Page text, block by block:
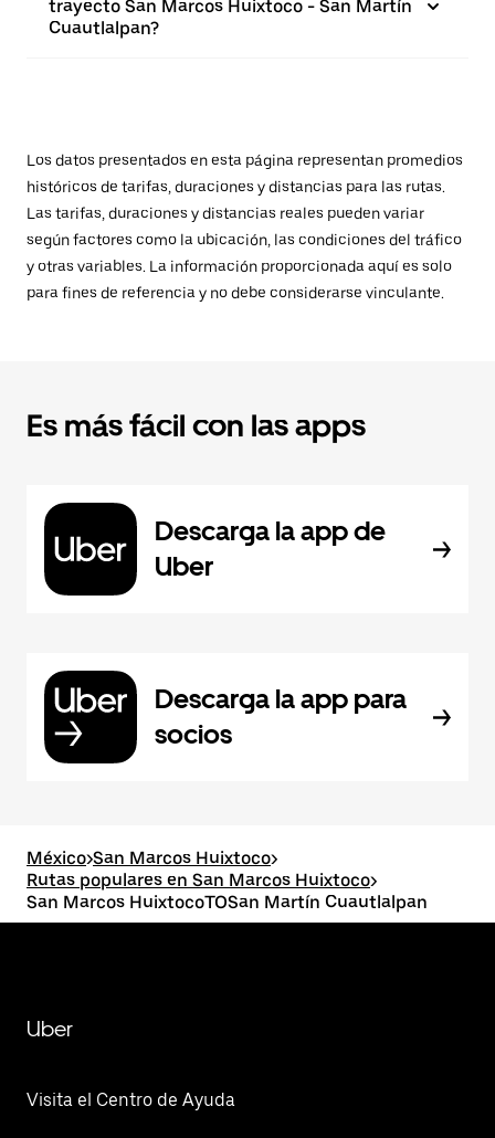
trayecto San Marcos Huixtoco - San Martín
Cuautlalpan?
Los datos presentados en esta página representan promedios
históricos de tarifas, duraciones y distancias para las rutas.
Las tarifas, duraciones y distancias reales pueden variar
según factores como la ubicación, las condiciones del tráfico
y otras variables. La información proporcionada aquí es solo
para fines de referencia y no debe considerarse vinculante.
Es más fácil con las apps
Descarga la app de
Uber
Descarga la app para
socios
México>San Marcos Huixtoco>
Rutas populares en San Marcos Huixtoco>
San Marcos HuixtocoTOSan Martín Cuautlalpan
Uber
Visita el Centro de Ayuda